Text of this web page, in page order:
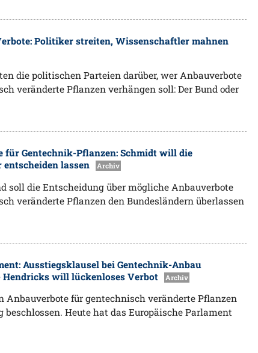
Politiker streiten, Wissenschaftler mahnen
die politischen Parteien darüber, wer Anbauverbote
veränderte Pflanzen verhängen soll: Der Bund oder
für Gentechnik-Pflanzen: Schmidt will die
entscheiden lassen
Archiv
soll die Entscheidung über mögliche Anbauverbote
veränderte Pflanzen den Bundesländern überlassen
Ausstiegsklausel bei Gentechnik-Anbau
Hendricks will lückenloses Verbot
Archiv
Anbauverbote für gentechnisch veränderte Pflanzen
beschlossen. Heute hat das Europäische Parlament